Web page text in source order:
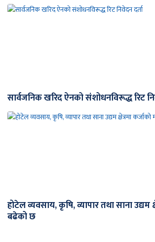
सार्वजनिक खरिद ऐनको संशोधनविरूद्ध रिट
होटेल व्यवसाय, कृषि, व्यापार तथा साना उद्यम
बढेको छ